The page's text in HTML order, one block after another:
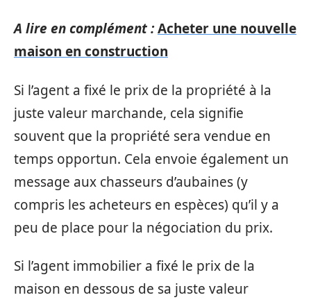
A lire en complément :Acheter une nouvelle
maison en construction
Si l’agent a fixé le prix de la propriété à la
juste valeur marchande, cela signifie
souvent que la propriété sera vendue en
temps opportun. Cela envoie également un
message aux chasseurs d’aubaines (y
compris les acheteurs en espèces) qu’il y a
peu de place pour la négociation du prix.
Si l’agent immobilier a fixé le prix de la
maison en dessous de sa juste valeur